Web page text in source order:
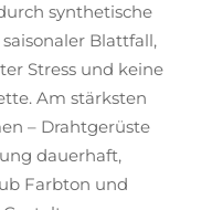
synthetische
Blattfall,
Stress und keine
Am stärksten
– Drahtgerüste
dauerhaft,
Farbton und